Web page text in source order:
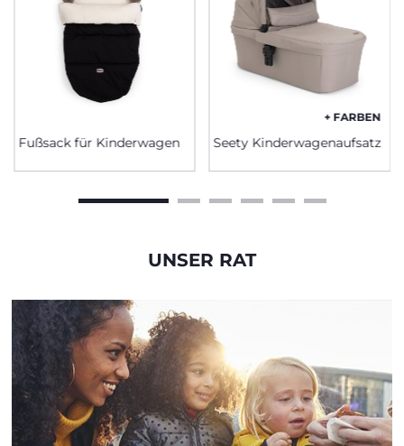
Fußsack für Kinderwagen
+ FARBEN
Seety Kinderwagenaufsatz
UNSER RAT